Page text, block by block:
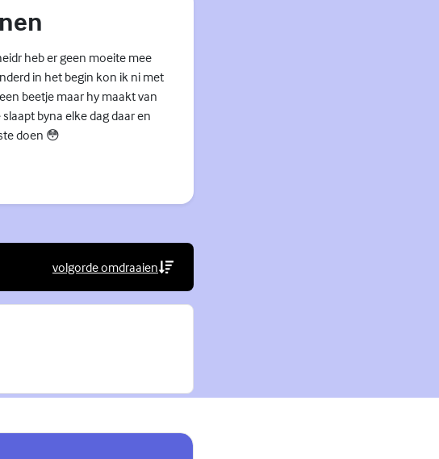
heb er geen moeite mee
in het begin kon ik ni met
beetje maar hy maakt van
byna elke dag daar en
doen 😳
volgorde omdraaien
(Externe link)